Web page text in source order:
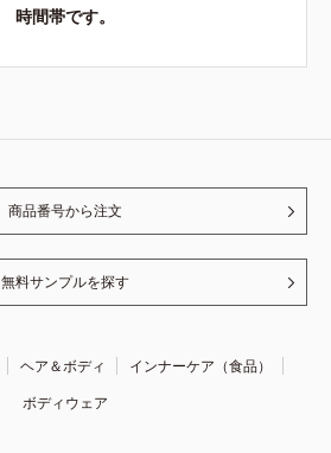
時間帯です。
商品番号から注文
無料サンプルを探す
ヘア＆ボディ
インナーケア（食品）
ボディウェア